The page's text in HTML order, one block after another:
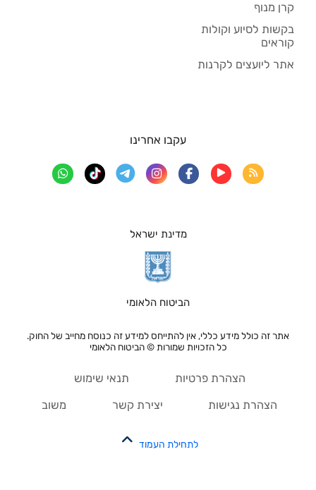
קרן מנוף
בקשות לסיוע וקולות
קוראים
אתר ליועצים לקרנות
מדינת ישראל
הביטוח הלאומי
אתר זה כולל מידע כללי, אין להתייחס למידע זה כנוסח מחייב של החוק.
כל הזכויות שמורות © הביטוח הלאומי
עקבו אחרינו
הצהרת פרטיות תנאי שימוש
הצהרת נגישות יצירת קשר משוב
לתחילת העמוד